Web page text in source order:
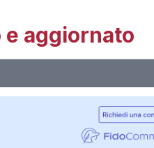
e aggiornato